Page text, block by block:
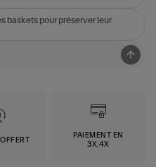
baskets pour préserver leur
PAIEMENT EN
3X,4X